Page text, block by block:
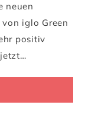
neuen
iglo Green
positiv